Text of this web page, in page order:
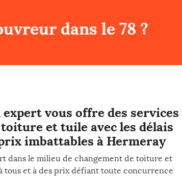
dans le 78 ?
vous offre des services
et tuile avec les délais
imbattables à Hermeray
dans le milieu de changement de toiture et
tous et à des prix défiant toute concurrence